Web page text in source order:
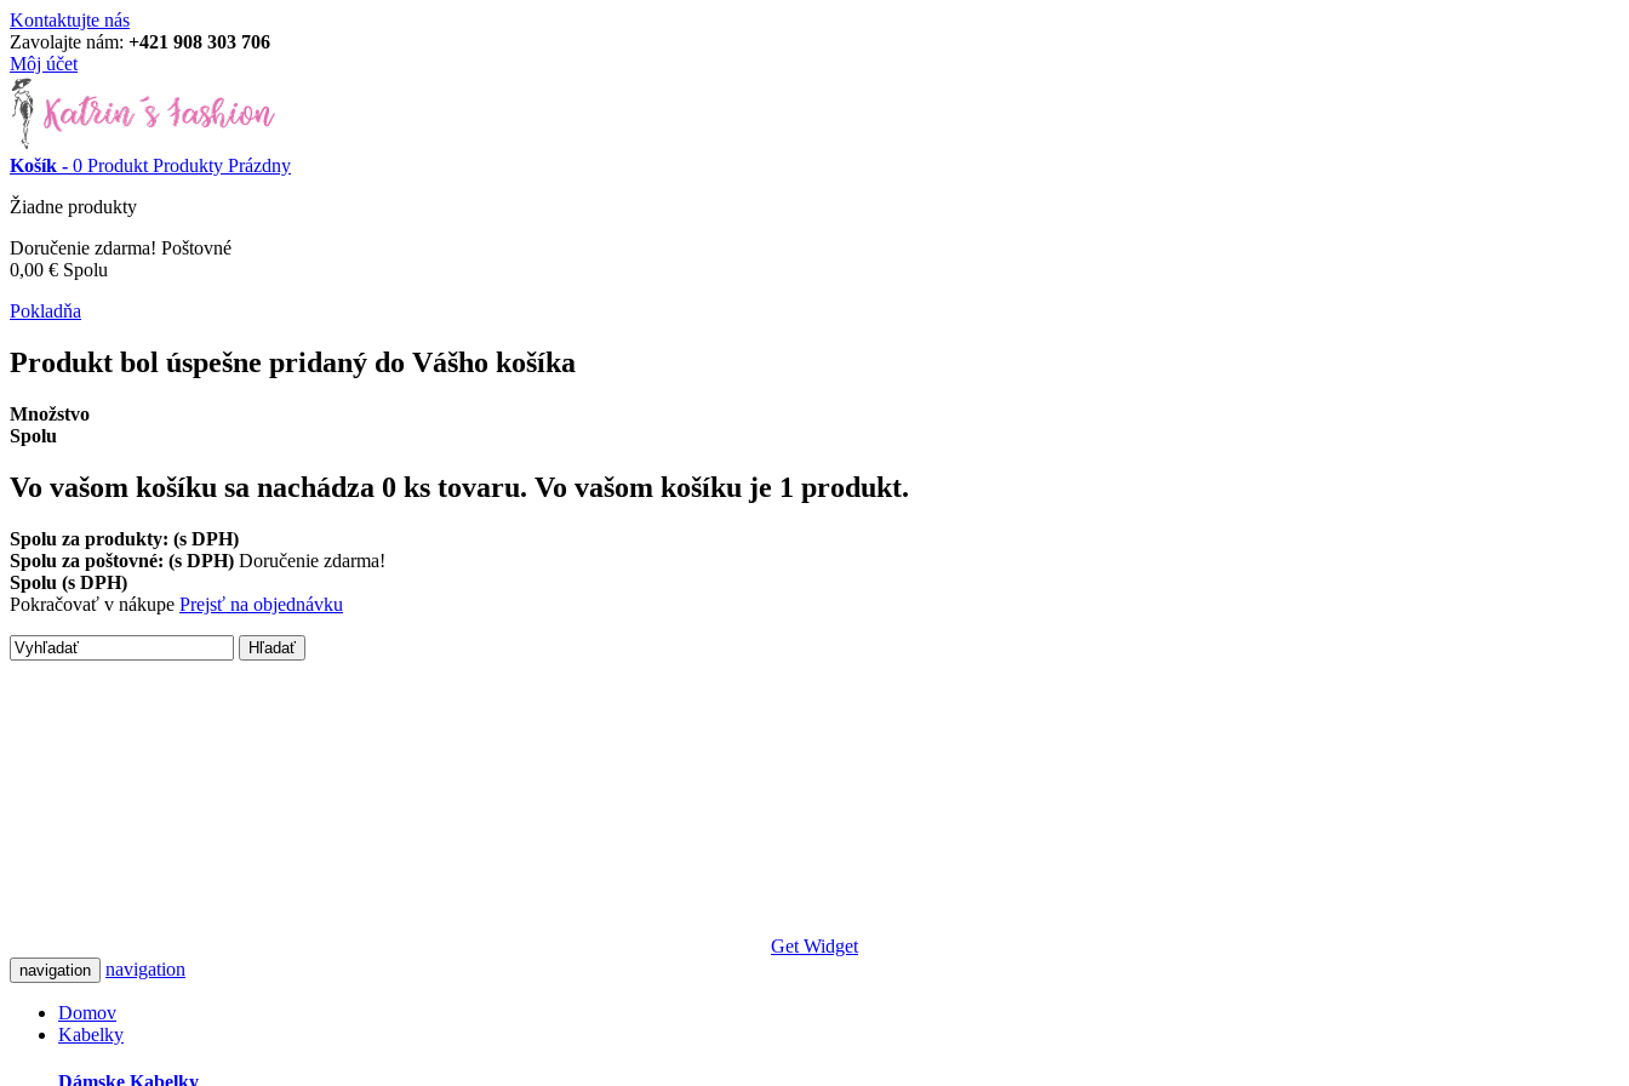
Kontaktujte nás
Zavolajte nám: +421 908 303 706
Môj účet
Košík - 0 Produkt Produkty Prázdny
Žiadne produkty
Doručenie zdarma! Poštovné
0,00 € Spolu
Pokladňa
Produkt bol úspešne pridaný do Vášho košíka
Množstvo
Spolu
Vo vašom košíku sa nachádza 0 ks tovaru. Vo vašom košíku je 1 produkt.
Spolu za produkty: (s DPH)
Spolu za poštovné: (s DPH) Doručenie zdarma!
Spolu (s DPH)
Pokračovať v nákupe Prejsť na objednávku
Hľadať
Get Widget
navigation navigation
Domov
Kabelky
Dámske Kabelky